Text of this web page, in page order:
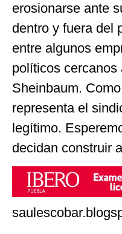
erosionarse ante
dentro y fuera del
entre algunos
políticos cercanos
Sheinbaum.
representa el
legítimo.
decidan construir